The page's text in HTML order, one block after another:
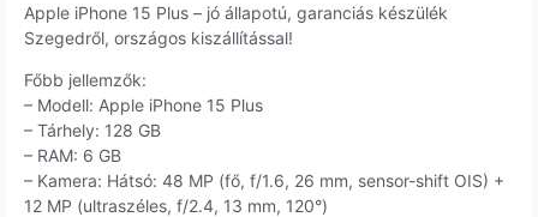
Apple iPhone 15 Plus – jó állapotú, garanciás készülék
Szegedről, országos kiszállítással!
Főbb jellemzők:
– Modell: Apple iPhone 15 Plus
– Tárhely: 128 GB
– RAM: 6 GB
– Kamera: Hátsó: 48 MP (fő, f/1.6, 26 mm, sensor-shift OIS) +
12 MP (ultraszéles, f/2.4, 13 mm, 120°)